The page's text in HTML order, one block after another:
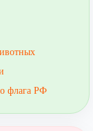
флага РФ